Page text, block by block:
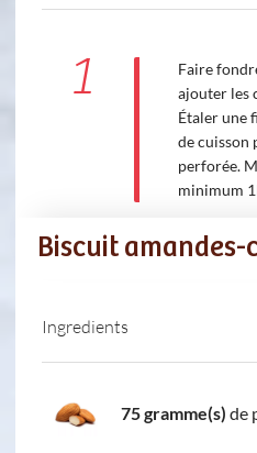
1
Faire
ajouter les
Étaler une
de cuisson
perforée.
minimum
Biscuit amandes-
Ingredients
75 gramme(s) de